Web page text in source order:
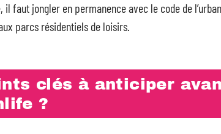
faut jongler en permanence avec le code de
parcs résidentiels de loisirs.
clés à anticiper
?